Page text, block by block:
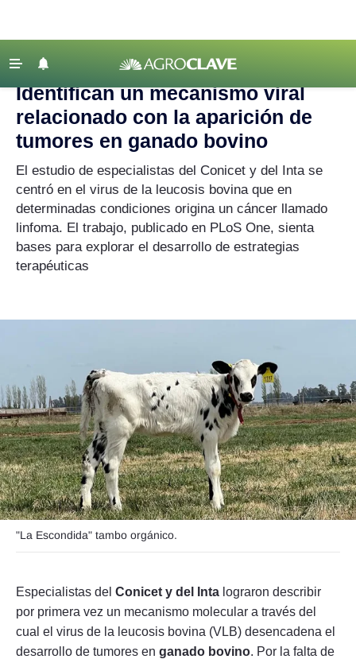
Agricultura
Ganadería
Lechería
Tecnología
Maquinaria agrícola
Agenda
Regionales
Seguinos
‹ VOLVER
Agroclave ganado
Identifican un mecanismo viral
relacionado con la aparición de
tumores en ganado bovino
El estudio de especialistas del Conicet y del Inta se
centró en el virus de la leucosis bovina que en
determinadas condiciones origina un cáncer llamado
linfoma. El trabajo, publicado en PLoS One, sienta
bases para explorar el desarrollo de estrategias
terapéuticas
"La Escondida" tambo orgánico.
Especialistas del Conicet y del Inta lograron describir
por primera vez un mecanismo molecular a través del
cual el virus de la leucosis bovina (VLB) desencadena el
desarrollo de tumores en ganado bovino. Por la falta de